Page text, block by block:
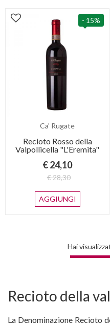
- 15%
Ca' Rugate
Recioto Rosso della
Valpollicella "L'Eremita"
€ 24,10
€ 28,30
AGGIUNGI
Hai
Recioto della
La Denominazione Recioto